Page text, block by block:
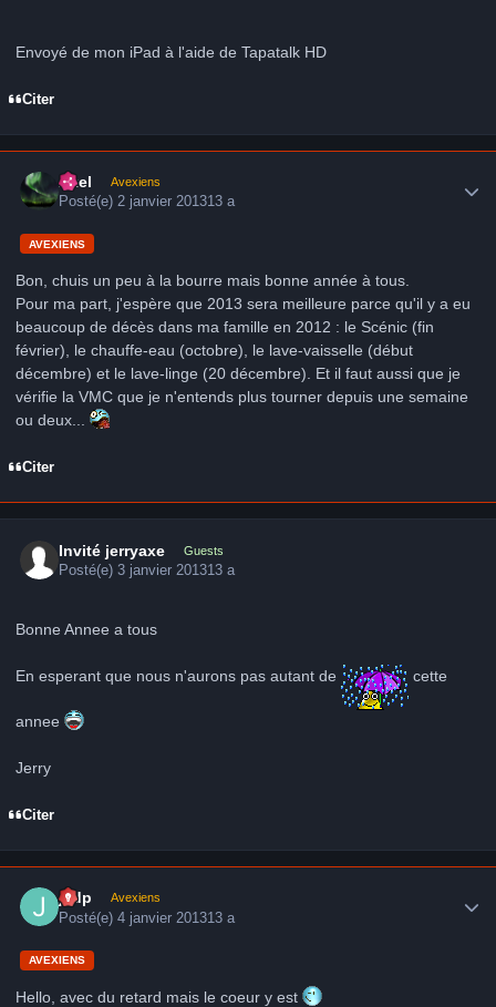
Envoyé de mon iPad à l'aide de Tapatalk HD
Citer
Axel Avexiens
Posté(e)2 janvier 201313 a
AVEXIENS
Bon, chuis un peu à la bourre mais bonne année à tous.
Pour ma part, j'espère que 2013 sera meilleure parce qu'il y a eu
beaucoup de décès dans ma famille en 2012 : le Scénic (fin
février), le chauffe-eau (octobre), le lave-vaisselle (début
décembre) et le lave-linge (20 décembre). Et il faut aussi que je
vérifie la VMC que je n'entends plus tourner depuis une semaine
ou deux...
Citer
Invité jerryaxe Guests
Posté(e)3 janvier 201313 a
Bonne Annee a tous
En esperant que nous n'aurons pas autant de cette
annee
Jerry
Citer
jcdp Avexiens
Posté(e)4 janvier 201313 a
AVEXIENS
Hello, avec du retard mais le coeur y est